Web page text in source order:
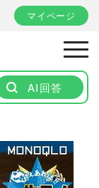
マイページ
AI回答